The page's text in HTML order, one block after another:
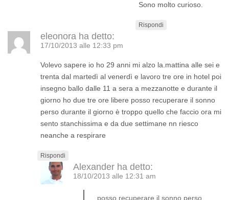
Sono molto curioso.
Rispondi
eleonora ha detto:
17/10/2013 alle 12:33 pm
Volevo sapere io ho 29 anni mi alzo la.mattina alle sei e
trenta dal martedì al venerdì e lavoro tre ore in hotel poi
insegno ballo dalle 11 a sera a mezzanotte e durante il
giorno ho due tre ore libere posso recuperare il sonno
perso durante il giorno è troppo quello che faccio ora mi
sento stanchissima e da due settimane nn riesco
neanche a respirare
Rispondi
Alexander ha detto:
18/10/2013 alle 12:31 am
posso recuperare il sonno perso